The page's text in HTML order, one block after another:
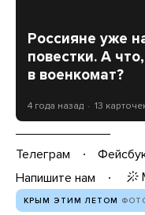
Россияне уже
повестки. А
в военкомат?
4 года назад 13
Телеграм
Напишите нам
КРЫМ ЭТИМ ЛЕТОМ